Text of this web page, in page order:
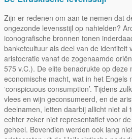
Zijn er redenen om aan te nemen dat
ongezonde levensstijl op nahielden?
iconografische bronnen tonen
banketcultuur als deel van de identiteit
aristocratie vanaf de zogenaamde
575 v.C.). De elite benadrukte op deze
economische macht, wat in het Engels
‘conspicuous consumption’. Tijdens
vlees en wijn geconsumeerd, en de
deelnamen, letten daarbij allicht niet al
echter zeker niet representatief voor
geheel. Bovendien werden ook lang